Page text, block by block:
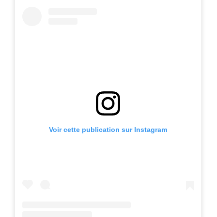
Voir cette publication sur Instagram